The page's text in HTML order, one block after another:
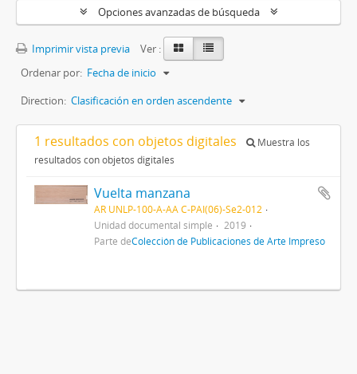
Opciones avanzadas de búsqueda
Imprimir vista previa
Ver :
Ordenar por: Fecha de inicio
Direction: Clasificación en orden ascendente
1 resultados con objetos digitales
Muestra los
resultados con objetos digitales
Vuelta manzana
AR UNLP-100-A-AA C-PAI(06)-Se2-012
Unidad documental simple
2019
Parte deColección de Publicaciones de Arte Impreso